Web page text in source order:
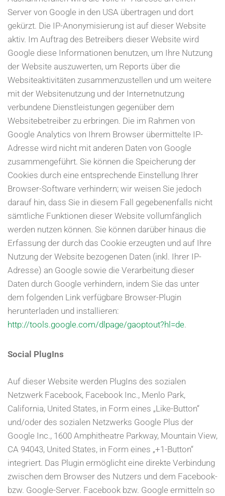
Server von Google in den USA übertragen und dort
gekürzt. Die IP-Anonymisierung ist auf dieser Website
aktiv. Im Auftrag des Betreibers dieser Website wird
Google diese Informationen benutzen, um Ihre Nutzung
der Website auszuwerten, um Reports über die
Websiteaktivitäten zusammenzustellen und um weitere
mit der Websitenutzung und der Internetnutzung
verbundene Dienstleistungen gegenüber dem
Websitebetreiber zu erbringen. Die im Rahmen von
Google Analytics von Ihrem Browser übermittelte IP-
Adresse wird nicht mit anderen Daten von Google
zusammengeführt. Sie können die Speicherung der
Cookies durch eine entsprechende Einstellung Ihrer
Browser-Software verhindern; wir weisen Sie jedoch
darauf hin, dass Sie in diesem Fall gegebenenfalls nicht
sämtliche Funktionen dieser Website vollumfänglich
werden nutzen können. Sie können darüber hinaus die
Erfassung der durch das Cookie erzeugten und auf Ihre
Nutzung der Website bezogenen Daten (inkl. Ihrer IP-
Adresse) an Google sowie die Verarbeitung dieser
Daten durch Google verhindern, indem Sie das unter
dem folgenden Link verfügbare Browser-Plugin
herunterladen und installieren:
http://tools.google.com/dlpage/gaoptout?hl=de.
Social PlugIns
Auf dieser Website werden PlugIns des sozialen
Netzwerk Facebook, Facebook Inc., Menlo Park,
California, United States, in Form eines „Like-Button“
und/oder des sozialen Netzwerks Google Plus der
Google Inc., 1600 Amphitheatre Parkway, Mountain View,
CA 94043, United States, in Form eines „+1-Button“
integriert. Das Plugin ermöglicht eine direkte Verbindung
zwischen dem Browser des Nutzers und dem Facebook-
bzw. Google-Server. Facebook bzw. Google ermitteln so